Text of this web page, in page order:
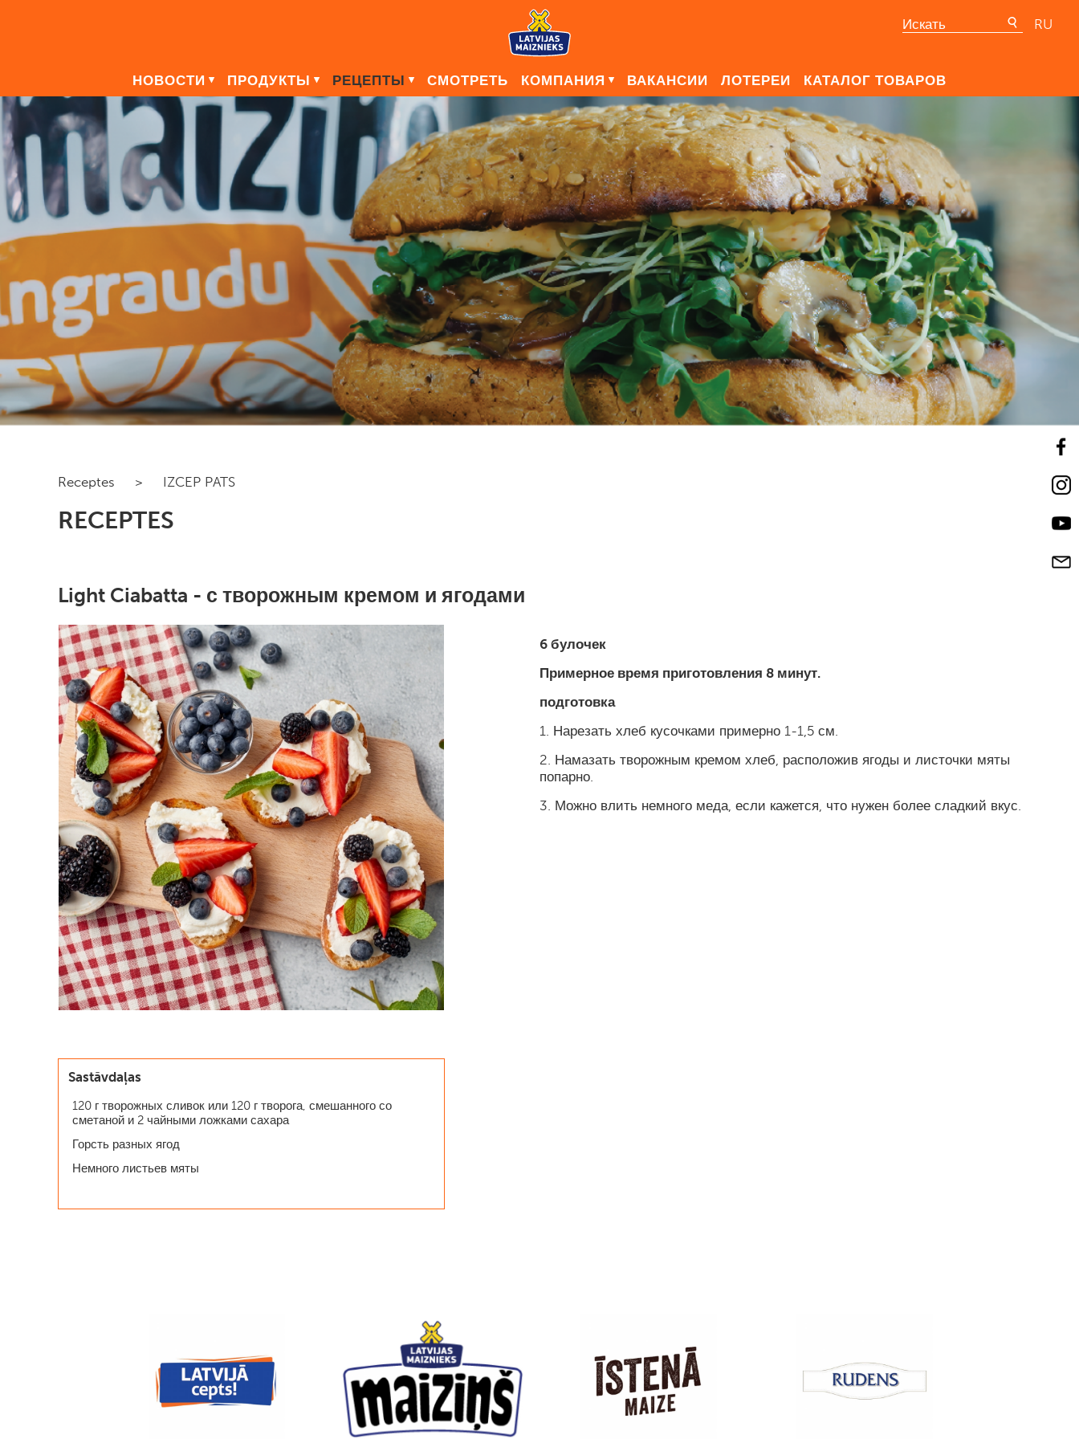
RU
НОВОСТИ ПРОДУКТЫ РЕЦЕПТЫ СМОТРЕТЬ КОМПАНИЯ ВАКАНСИИ ЛОТЕРЕИ КАТАЛОГ ТОВАРОВ
Receptes > IZCEP PATS
RECEPTES
Light Ciabatta - с творожным кремом и ягодами
Sastāvdaļas
120 г творожных сливок или 120 г творога, смешанного со
сметаной и 2 чайными ложками сахара
Горсть разных ягод
Немного листьев мяты
6 булочек
Примерное время приготовления 8 минут.
подготовка
1. Нарезать хлеб кусочками примерно 1-1,5 см.
2. Намазать творожным кремом хлеб, расположив ягоды и листочки мяты
попарно.
3. Можно влить немного меда, если кажется, что нужен более сладкий вкус.